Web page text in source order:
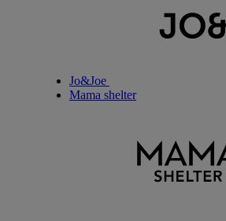
Jo&Joe
Mama shelter